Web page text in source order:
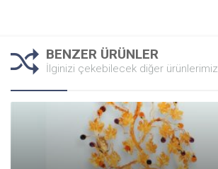
BENZER ÜRÜNLER
İlginizi çekebilecek diğer ürünlerimiz